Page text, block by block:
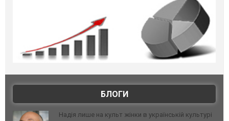
БЛОГИ
Надія лише на культ жінки в українській культурі